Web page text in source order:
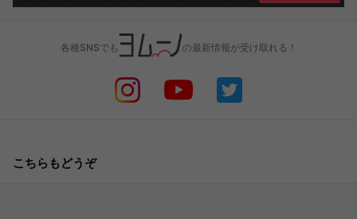
各種SNSでも の最新情報が受け取れる！
こちらもどうぞ